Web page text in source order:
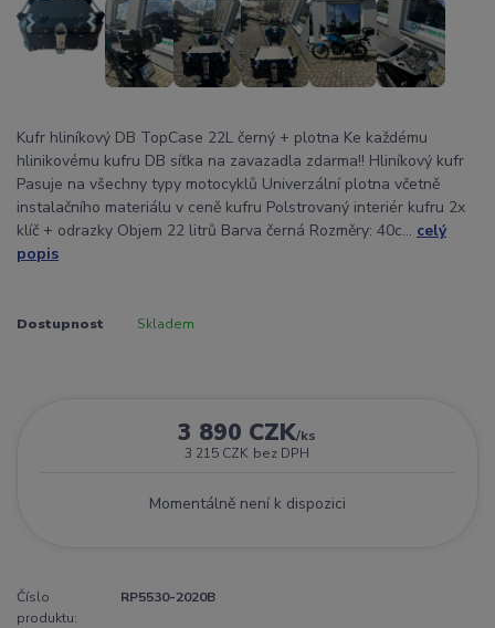
Kufr hliníkový DB TopCase 22L černý + plotna Ke každému
hlinikovému kufru DB síťka na zavazadla zdarma!! Hliníkový kufr
Pasuje na všechny typy motocyklů Univerzální plotna včetně
instalačního materiálu v ceně kufru Polstrovaný interiér kufru 2x
klíč + odrazky Objem 22 litrů Barva černá Rozměry: 40c... celý
popis
Dostupnost Skladem
3 890 CZK/ks
3 215 CZK bez DPH
Momentálně není k dispozici
Číslo
produktu:
RP5530-2020B